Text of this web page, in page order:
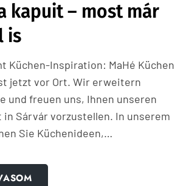
kapuit – most már
is
Küchen-Inspiration: MaHé Küchen
jetzt vor Ort. Wir erweitern
und freuen uns, Ihnen unseren
in Sárvár vorzustellen. In unserem
Sie Küchenideen,…